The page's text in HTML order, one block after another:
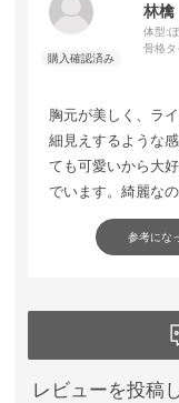
林檎
体型:
骨格タ
胸元が美しく、ラ
細見えするような
ても可愛いから大
でいます。綺麗な
参考にな
レビューを投稿